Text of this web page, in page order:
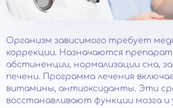
Организм зависимого требует
коррекции. Назначаются
абстиненции, нормализации сна,
печени. Программа лечения
витамины, антиоксиданты. Эти
восстанавливают функции мозга